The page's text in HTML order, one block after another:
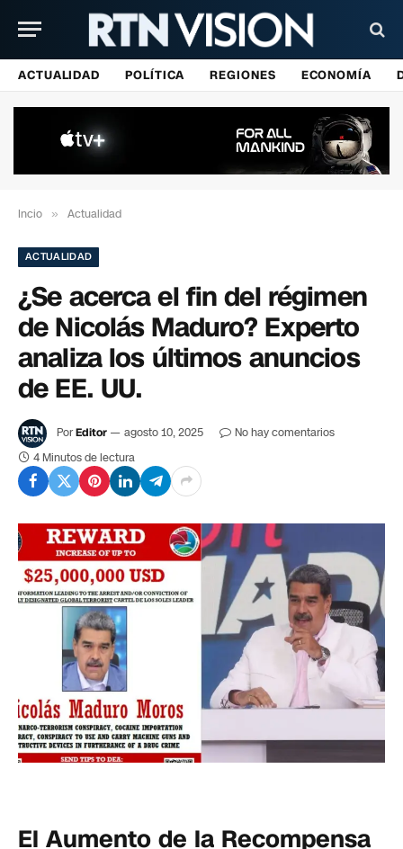
ACTUALIDAD POLÍTICA REGIONES ECONOMÍA
Incio » Actualidad
ACTUALIDAD
¿Se acerca el fin del régimen
de Nicolás Maduro? Experto
analiza los últimos anuncios
de EE. UU.
PorEditor agosto 10, 2025
No hay comentarios
4 Minutos de lectura
El Aumento de la Recompensa